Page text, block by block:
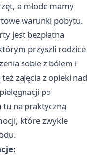
a młode mamy
warunki pobytu.
jest bezpłatna
przyszli rodzice
sobie z bólem i
zajęcia z opieki nad
po
tu na praktyczną
które zwykle